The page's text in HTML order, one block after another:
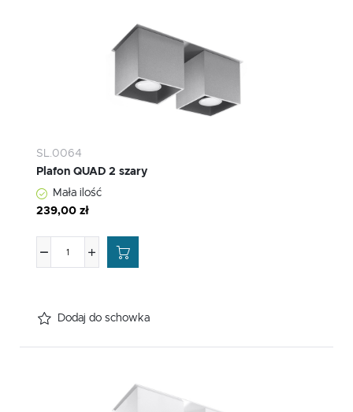
SL.0064
Plafon QUAD 2 szary
Mała ilość
239,00 zł
Dodaj do schowka